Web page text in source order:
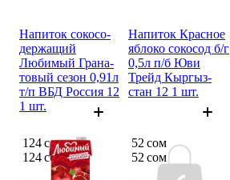
Напиток сокосо­
держа­щий
Любимый Грана­
товый сезон 0,91л
т/п ВБД Россия 12
1 шт.
124 сом
124 сом
Напиток Красное
яблоко сокосод б/г
0,5л п/б Юви
Трейд Кыргыз­
стан 12 1 шт.
52 сом
52 сом